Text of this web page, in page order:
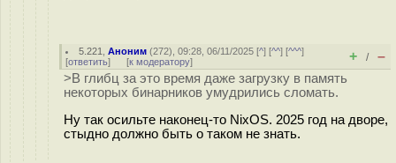
5.221 ,Аноним (272), 09:28, 06/11/2025 [^] [^^] [^^^]
[ответить] [к модератору] + / –
>В глибц за это время даже загрузку в память
некоторых бинарников умудрились сломать.
Ну так осильте наконец-то NixOS. 2025 год на дворе,
стыдно должно быть о таком не знать.